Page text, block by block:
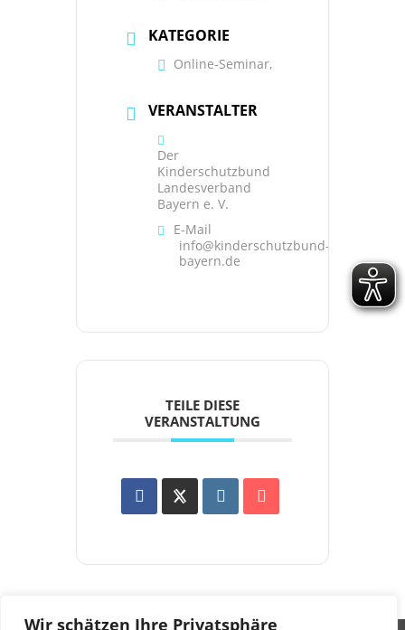
Wir schätzen Ihre Privatsphäre
KATEGORIE
Online-Seminar,
VERANSTALTER
Der
Kinderschutzbund
Landesverband
Bayern e. V.
E-Mail
info@kinderschutzbund-
bayern.de
TEILE DIESE
VERANSTALTUNG